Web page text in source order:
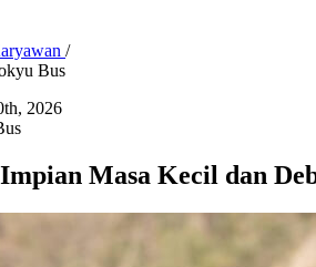
/
Bus
2026
Masa Kecil dan